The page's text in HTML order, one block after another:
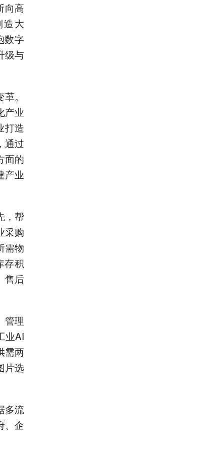
向高
造大
数字
级与
。
产业
打造
通过
面的
产业
，帮
采购
需物
存积
售后
管理
业AI
需两
片选
多流
、企